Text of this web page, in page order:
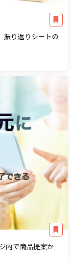
振り返りシートの
内で商品提案か